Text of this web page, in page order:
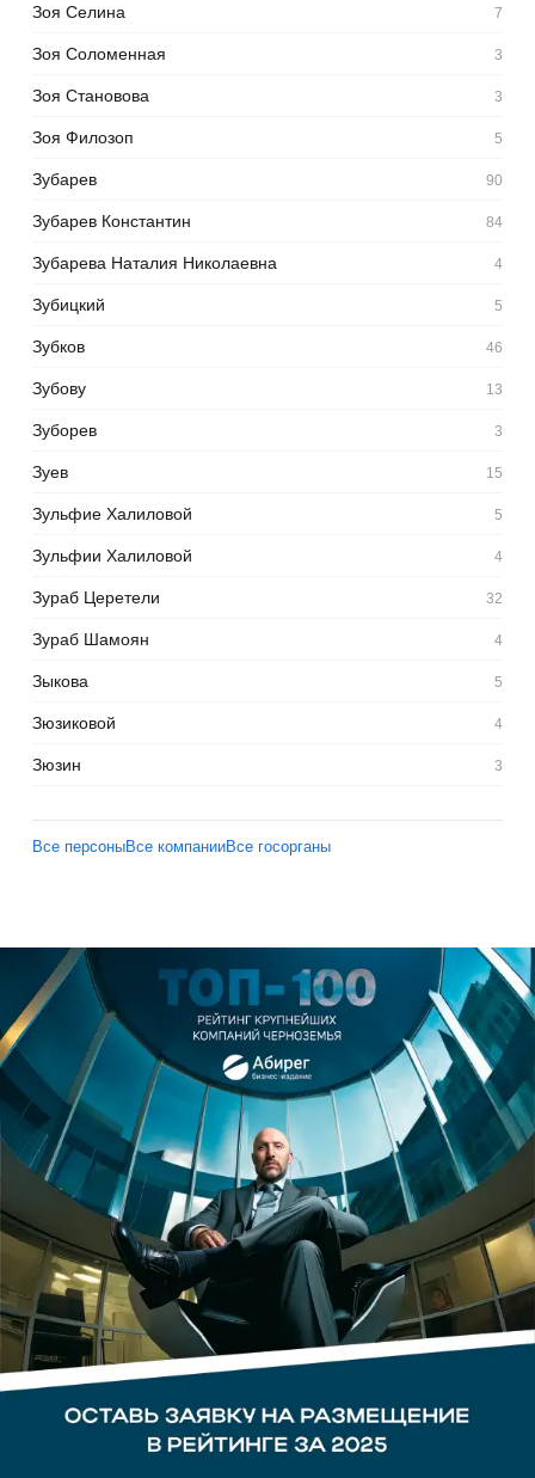
Зоя Селина 7
Зоя Соломенная 3
Зоя Становова 3
Зоя Филозоп 5
Зубарев 90
Зубарев Константин 84
Зубарева Наталия Николаевна 4
Зубицкий 5
Зубков 46
Зубову 13
Зуборев 3
Зуев 15
Зульфие Халиловой 5
Зульфии Халиловой 4
Зураб Церетели 32
Зураб Шамоян 4
Зыкова 5
Зюзиковой 4
Зюзин 3
Все персоныВсе компанииВсе госорганы